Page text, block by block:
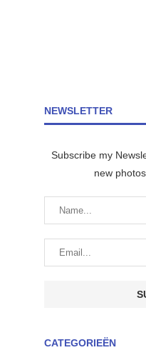
NEWSLETTER
Subscribe my
new
CATEGORIEËN